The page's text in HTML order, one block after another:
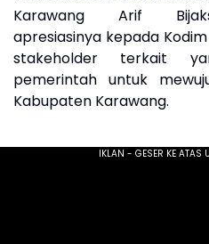
Karawang Arif
apresiasinya kepada
stakeholder terkait
pemerintah untuk
Kabupaten Karawang.